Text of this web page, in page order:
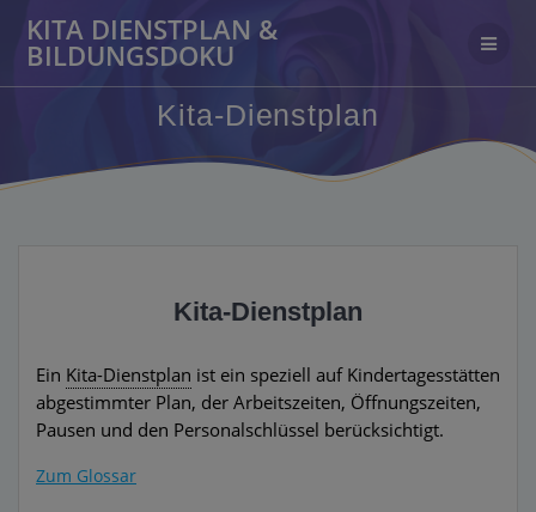
Inhalt
KITA DIENSTPLAN &
BILDUNGSDOKU
Kita-Dienstplan
Kita-Dienstplan
Ein Kita-Dienstplan ist ein speziell auf Kindertagesstätten
abgestimmter Plan, der Arbeitszeiten, Öffnungszeiten,
Pausen und den Personalschlüssel berücksichtigt.
Zum Glossar